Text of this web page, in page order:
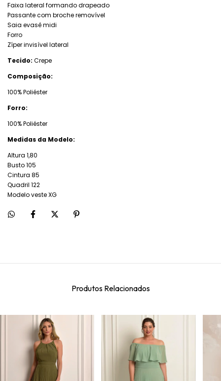
Faixa lateral formando drapeado
Passante com broche removível
Saia evasê midi
Forro
Zíper invisível lateral
Tecido: Crepe
Composição:
100% Poliéster
Forro:
100% Poliéster
Medidas da Modelo:
Altura 1,80
Busto 105
Cintura 85
Quadril 122
Modelo veste XG
Produtos Relacionados